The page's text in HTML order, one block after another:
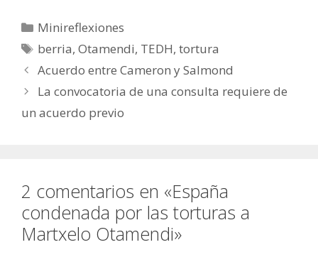
Categorías
Minireflexiones
Etiquetas
berria,Otamendi, TEDH,tortura
Acuerdo entre Cameron y Salmond
La convocatoria de una consulta requiere de
un acuerdo previo
2 comentarios en «España
condenada por las torturas a
Martxelo Otamendi»